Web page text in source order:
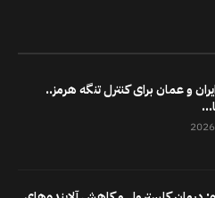
و عمان برای کنترل تنگه هرمز..